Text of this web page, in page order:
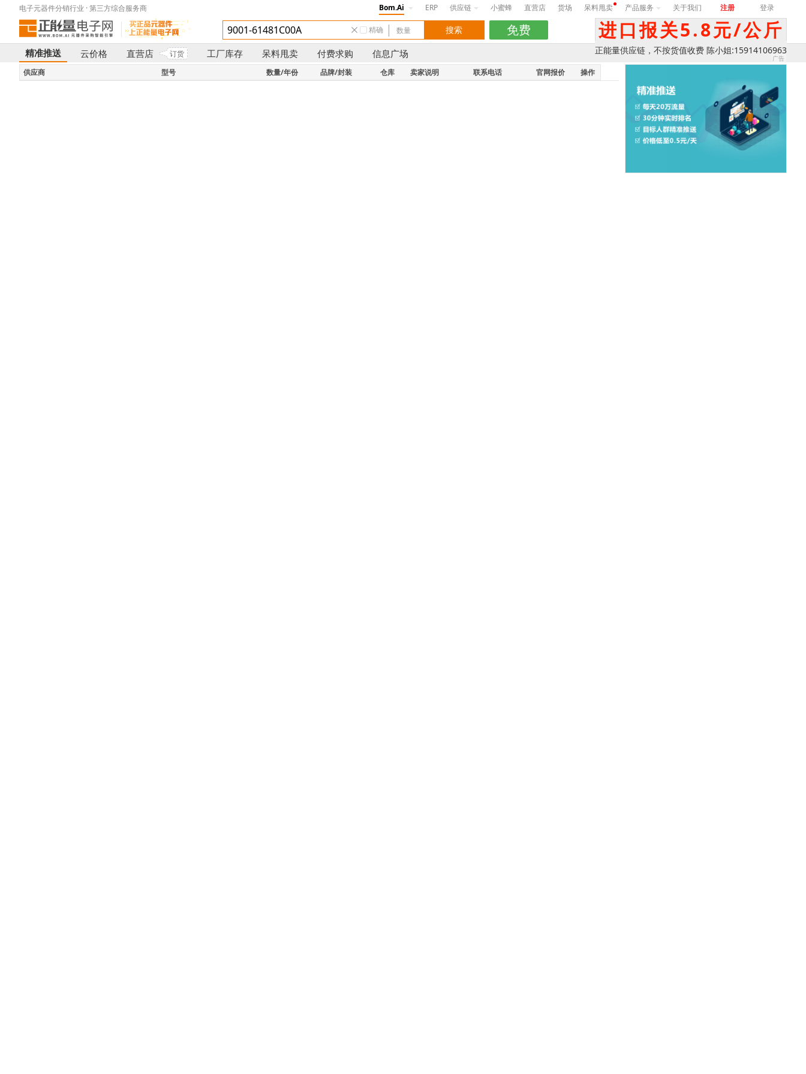
电子元器件分销行业 · 第三方综合服务商 Bom.Ai ERP 供应链 小蜜蜂 直营店 货场 呆料甩卖 产品服务 关于我们 注册 登录
精确 进口报关5.8元/公斤
正能量供应链，不按货值收费 陈小姐:15914106963
精准推送 云价格 直营店 订货 工厂库存 呆料甩卖 付费求购 信息广场
供应商 型号 数量/年份 品牌/封装 仓库 卖家说明 联系电话 官网报价 操作
}